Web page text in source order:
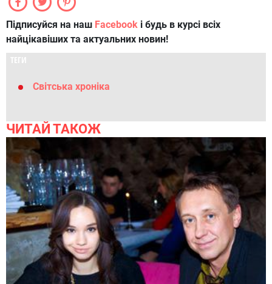
Підписуйся на наш Facebook і будь в курсі всіх
найцікавіших та актуальних новин!
ТЕГИ
Світська хроніка
ЧИТАЙ ТАКОЖ